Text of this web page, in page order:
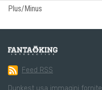
Plus/Minus
Feed RSS